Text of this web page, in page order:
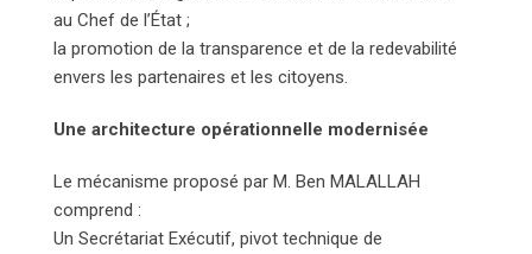
au Chef de l’État ;
la promotion de la transparence et de la redevabilité
envers les partenaires et les citoyens.
Une architecture opérationnelle modernisée
Le mécanisme proposé par M. Ben MALALLAH
comprend :
Un Secrétariat Exécutif, pivot technique de